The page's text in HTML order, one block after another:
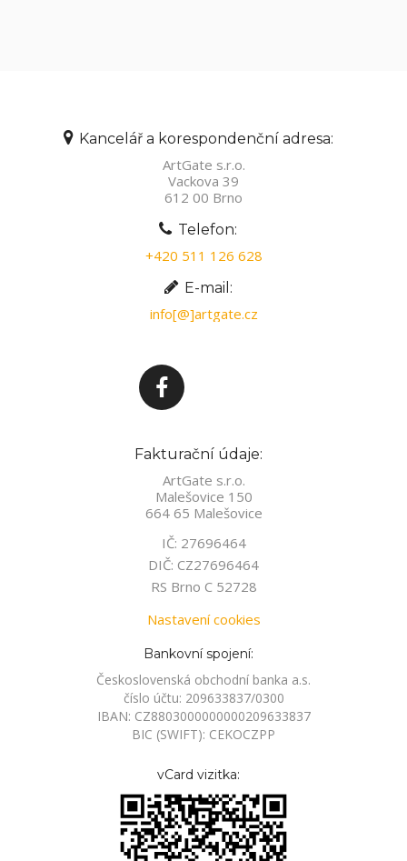
Kancelář a korespondenční adresa:
ArtGate s.r.o.
Vackova 39
612 00 Brno
Telefon:
+420 511 126 628
E-mail:
info[@]artgate.cz
Fakturační údaje:
ArtGate s.r.o.
Malešovice 150
664 65 Malešovice
IČ: 27696464
DIČ: CZ27696464
RS Brno C 52728
Nastavení cookies
Bankovní spojení:
Československá obchodní banka a.s.
číslo účtu: 209633837/0300
IBAN: CZ8803000000000209633837
BIC (SWIFT): CEKOCZPP
vCard vizitka: